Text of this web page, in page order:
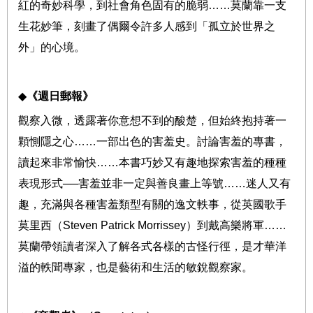
紅的奇妙科學，到社會角色固有的脆弱……莫蘭靠一支
生花妙筆，刻畫了偶爾令許多人感到「孤立於世界之
外」的心境。
◆ 《週日郵報》
觀察入微，透露著你意想不到的酸楚，但始終抱持著一
顆惻隱之心……一部出色的害羞史。討論害羞的專書，
讀起來非常愉快……本書巧妙又有趣地探索害羞的種種
表現形式──害羞並非一定與善良畫上等號……迷人又有
趣，充滿與各種害羞類型有關的逸文軼事，從英國歌手
莫里西（Steven Patrick Morrissey）到戴高樂將軍……
莫蘭帶領讀者深入了解各式各樣的古怪行徑，是才華洋
溢的軼聞專家，也是藝術和生活的敏銳觀察家。